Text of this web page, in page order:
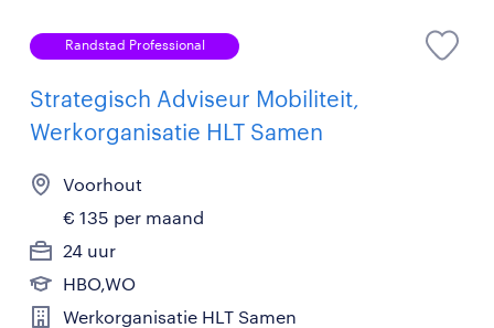
Randstad Professional
Strategisch Adviseur Mobiliteit,
Werkorganisatie HLT Samen
Voorhout
€ 135 per maand
24 uur
HBO,WO
Werkorganisatie HLT Samen